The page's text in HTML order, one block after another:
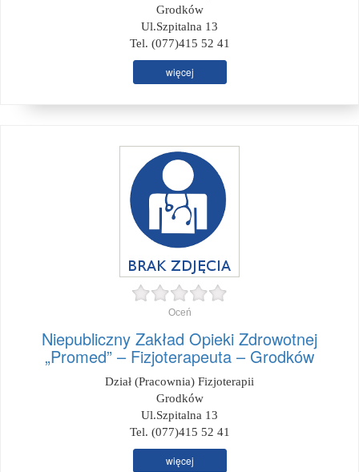
Grodków
Ul.Szpitalna 13
Tel. (077)415 52 41
więcej
Oceń
Niepubliczny Zakład Opieki Zdrowotnej
„Promed” – Fizjoterapeuta – Grodków
Dział (Pracownia) Fizjoterapii
Grodków
Ul.Szpitalna 13
Tel. (077)415 52 41
więcej